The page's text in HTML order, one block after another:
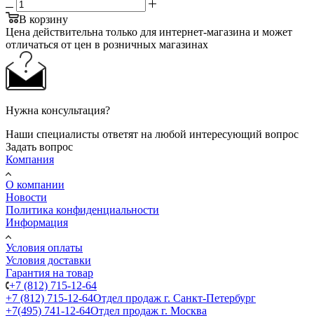
В корзину
Цена действительна только для интернет-магазина и может
отличаться от цен в розничных магазинах
Нужна консультация?
Наши специалисты ответят на любой интересующий вопрос
Задать вопрос
Компания
О компании
Новости
Политика конфиденциальности
Информация
Условия оплаты
Условия доставки
Гарантия на товар
+7 (812) 715-12-64
+7 (812) 715-12-64Отдел продаж г. Санкт-Петербург
+7(495) 741-12-64Отдел продаж г. Москва